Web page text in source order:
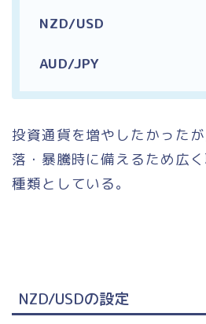
NZD/USD
AUD/JPY
投資通貨を増やしたかった
落・暴騰時に備えるため広
種類としている。
NZD/USDの設定